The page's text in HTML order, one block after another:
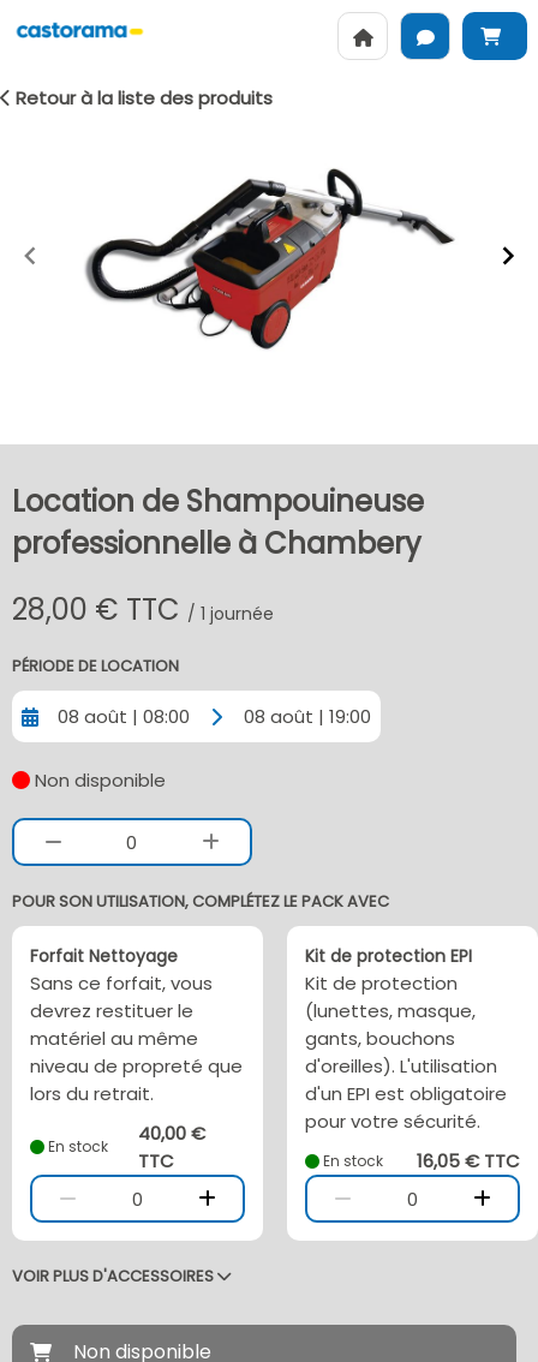
Retour à la liste des produits
Location de Shampouineuse
professionnelle à Chambery
28,00 € TTC / 1 journée
PÉRIODE DE LOCATION
08 août | 08:00 08 août | 19:00
Non disponible
0
POUR SON UTILISATION, COMPLÉTEZ LE PACK AVEC
Forfait Nettoyage
Sans ce forfait, vous
devrez restituer le
matériel au même
niveau de propreté que
lors du retrait.
En stock
40,00 €
TTC
0
Kit de protection EPI
Kit de protection
(lunettes, masque,
gants, bouchons
d'oreilles). L'utilisation
d'un EPI est obligatoire
pour votre sécurité.
En stock
16,05 € TTC
0
VOIR PLUS D'ACCESSOIRES
Non disponible